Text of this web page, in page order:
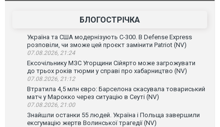
БЛОГОСТРІЧКА
Україна та США модернізують С-300. В Defense Express
розповіли, чи зможе цей проєкт замінити Patriot (NV)
07.08.2026, 21:24
Ексочільнику МЗС Угорщини Сійярто може загрожувати
до трьох років тюрми у справі про хабарництво (NV)
07.08.2026, 21:12
Втратила 4,5 млн євро: Барселона скасувала товариський
матч у Марокко через ситуацію в Сеуті (NV)
07.08.2026, 21:00
Знайшли останки 55 людей. Україна і Польща завершили
ексгумацію жертв Волинської трагедії (NV)